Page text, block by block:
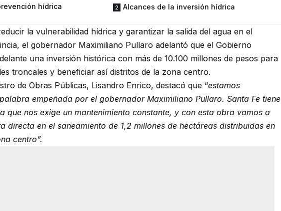
hídrica Alcances de la inversión hídrica
la vulnerabilidad hídrica y garantizar la salida del agua en el
el gobernador Maximiliano Pullaro adelantó que el Gobierno
una inversión histórica con más de 10.100 millones de pesos para
troncales y beneficiar así distritos de la zona centro.
de Obras Públicas, Lisandro Enrico, destacó que “estamos
empeñada por el gobernador Maximiliano Pullaro. Santa Fe tiene
que nos exige un mantenimiento constante, y con esta obra vamos a
directa en el saneamiento de 1,2 millones de hectáreas distribuidas en
centro”.